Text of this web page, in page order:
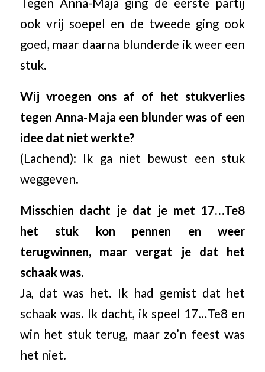
Tegen Anna-Maja ging de eerste partij
ook vrij soepel en de tweede ging ook
goed, maar daarna blunderde ik weer een
stuk.
Wij vroegen ons af of het stukverlies
tegen Anna-Maja een blunder was of een
idee dat niet werkte?
(Lachend): Ik ga niet bewust een stuk
weggeven.
Misschien dacht je dat je met 17…Te8
het stuk kon pennen en weer
terugwinnen, maar vergat je dat het
schaak was.
Ja, dat was het. Ik had gemist dat het
schaak was. Ik dacht, ik speel 17…Te8 en
win het stuk terug, maar zo’n feest was
het niet.